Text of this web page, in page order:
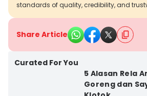
standards of quality, credibility, and
Share Article
Curated For You
5 Alasan Rela
Goreng dan